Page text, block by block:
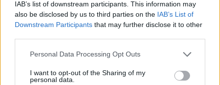
IAB’s list of downstream participants. This information may
also be disclosed by us to third parties on the IAB’s List of
Downstream Participants that may further disclose it to other
Please note that this website/app uses one or more Google
not limited to your visit or usage behaviour. You may click to
grant or deny consent to Google and its third-party tags to
Personal Data Processing Opt Outs
I want to opt-out of the Sharing of my
personal data.
Continua a leggere
GUIDE SHOPPING